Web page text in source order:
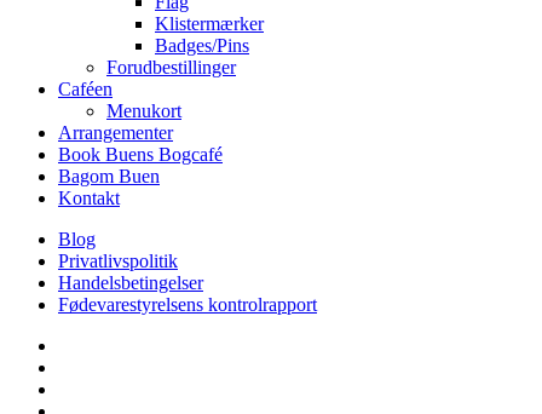
Klistermærker
Badges/Pins
Forudbestillinger
Caféen
Menukort
Arrangementer
Book Buens Bogcafé
Bagom Buen
Kontakt
Blog
Privatlivspolitik
Handelsbetingelser
Fødevarestyrelsens kontrolrapport